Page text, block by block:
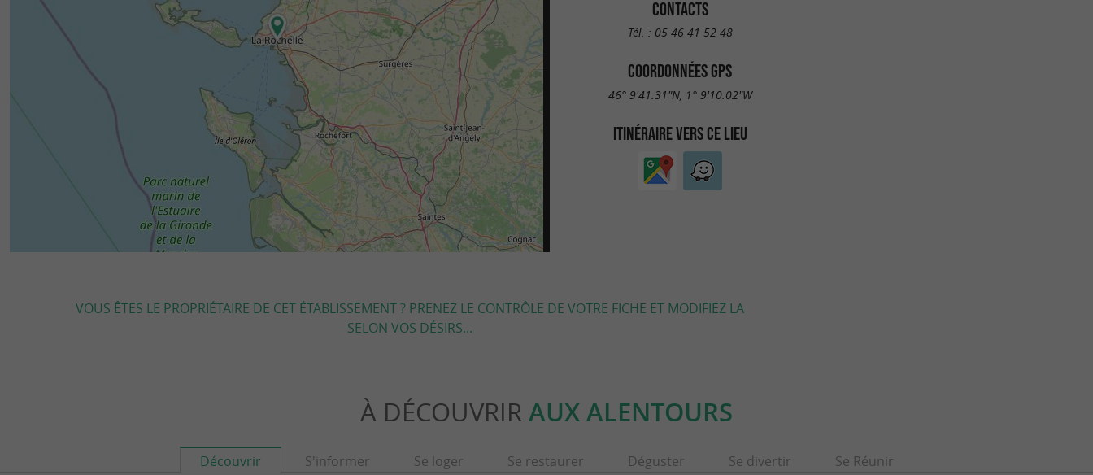
CONTACTS
Tél. : 05 46 41 52 48
COORDONNÉES GPS
46° 9'41.31"N, 1° 9'10.02"W
ITINÉRAIRE VERS CE LIEU
VOUS ÊTES LE PROPRIÉTAIRE DE CET ÉTABLISSEMENT ? PRENEZ LE CONTRÔLE DE VOTRE FICHE ET MODIFIEZ LA
SELON VOS DÉSIRS...
À DÉCOUVRIR AUX ALENTOURS
Découvrir S'informer Se loger Se restaurer Déguster Se divertir Se Réunir